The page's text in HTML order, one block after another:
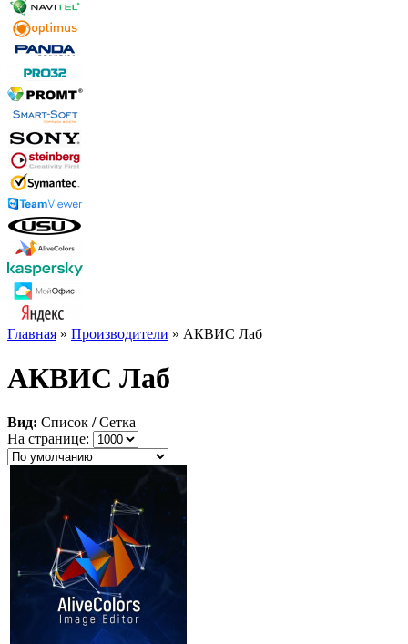
Главная » Производители » АКВИС Лаб
АКВИС Лаб
Вид: Список / Сетка
На странице: